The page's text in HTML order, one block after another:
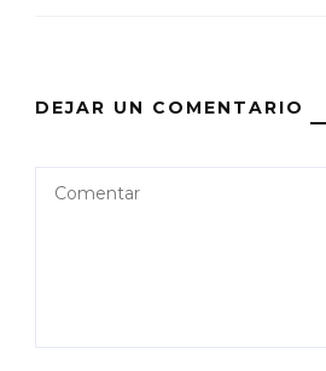
DEJAR UN COMENTARIO